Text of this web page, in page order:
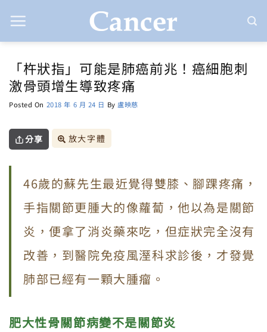
to
「杵狀指」可能是肺癌前兆！癌細胞刺
激骨頭增生導致疼痛
Posted On 2018 年 6 月 24 日 By 盧映慈
分享 放大字體
46歲的蘇先生最近覺得雙膝、腳踝疼痛，
手指關節更腫大的像蘿蔔，他以為是關節
炎，便拿了消炎藥來吃，但症狀完全沒有
改善，到醫院免疫風溼科求診後，才發覺
肺部已經有一顆大腫瘤。
肥大性骨關節病變不是關節炎